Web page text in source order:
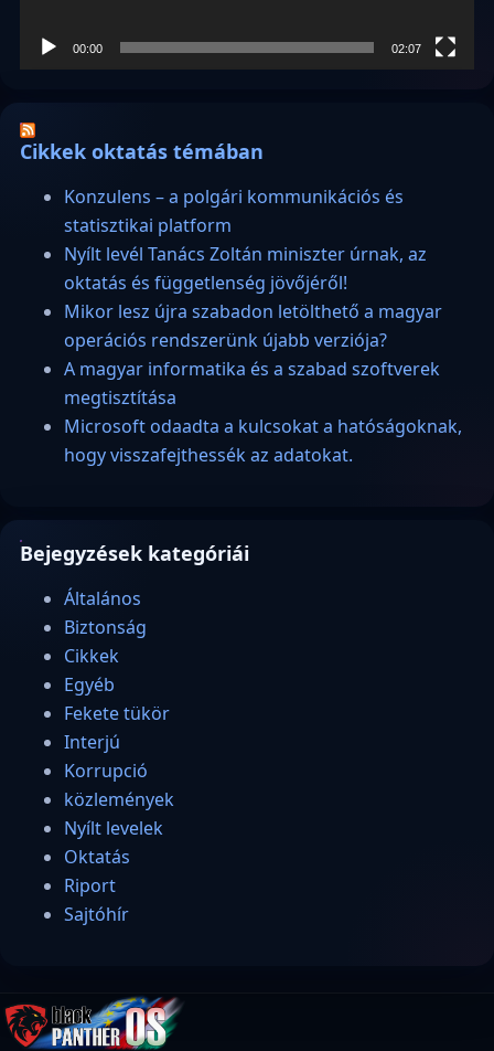
00:00 02:07
Cikkek oktatás témában
Konzulens – a polgári kommunikációs és
statisztikai platform
Nyílt levél Tanács Zoltán miniszter úrnak, az
oktatás és függetlenség jövőjéről!
Mikor lesz újra szabadon letölthető a magyar
operációs rendszerünk újabb verziója?
A magyar informatika és a szabad szoftverek
megtisztítása
Microsoft odaadta a kulcsokat a hatóságoknak,
hogy visszafejthessék az adatokat.
Bejegyzések kategóriái
Általános
Biztonság
Cikkek
Egyéb
Fekete tükör
Interjú
Korrupció
közlemények
Nyílt levelek
Oktatás
Riport
Sajtóhír